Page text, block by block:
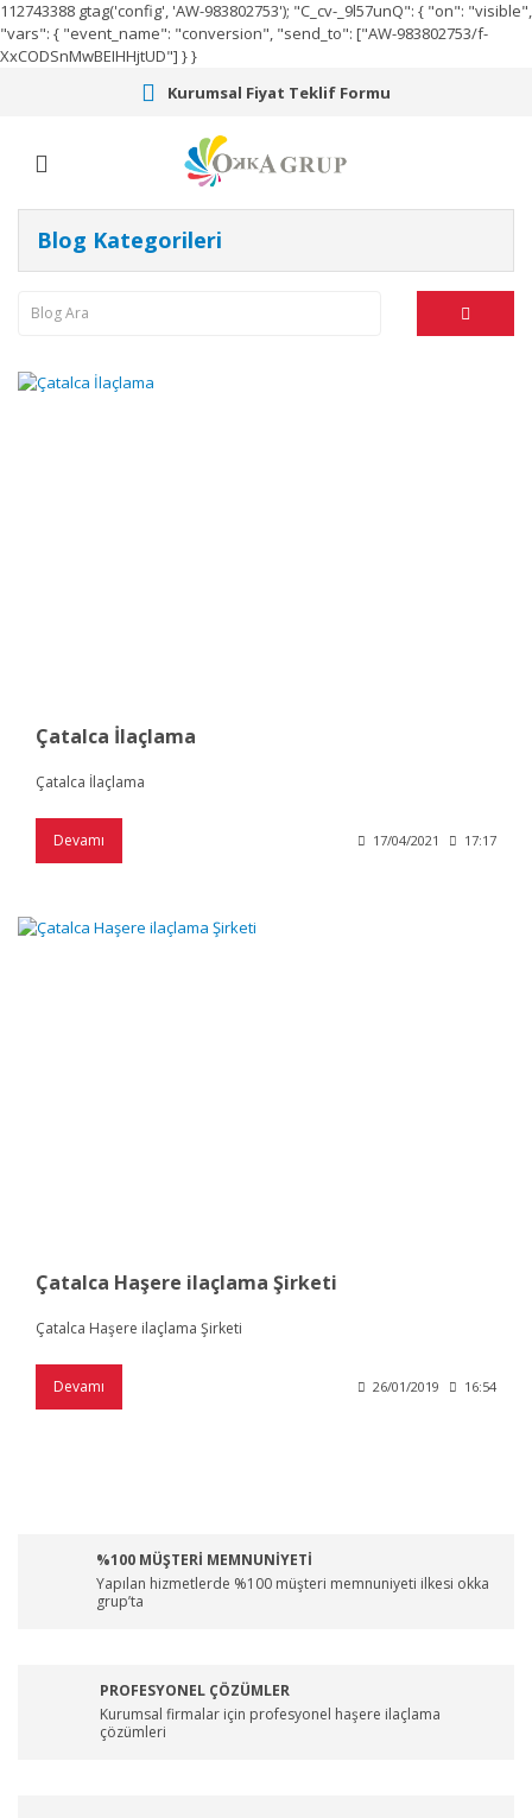
112743388 gtag('config', 'AW-983802753'); "C_cv-_9l57unQ": { "on": "visible",
"vars": { "event_name": "conversion", "send_to": ["AW-983802753/f-
XxCODSnMwBEIHHjtUD"] } }
Kurumsal Fiyat Teklif Formu
Blog Kategorileri
Çatalca İlaçlama
Çatalca İlaçlama
Devamı 17/04/2021 17:17
Çatalca Haşere ilaçlama Şirketi
Çatalca Haşere ilaçlama Şirketi
Devamı 26/01/2019 16:54
%100 MÜŞTERİ MEMNUNİYETİ
Yapılan hizmetlerde %100 müşteri memnuniyeti ilkesi okka
grup’ta
PROFESYONEL ÇÖZÜMLER
Kurumsal firmalar için profesyonel haşere ilaçlama
çözümleri